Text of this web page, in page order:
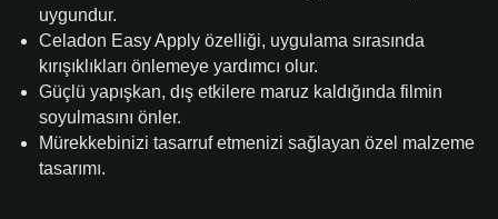
uygundur.
Celadon Easy Apply özelliği, uygulama sırasında
kırışıklıkları önlemeye yardımcı olur.
Güçlü yapışkan, dış etkilere maruz kaldığında filmin
soyulmasını önler.
Mürekkebinizi tasarruf etmenizi sağlayan özel malzeme
tasarımı.